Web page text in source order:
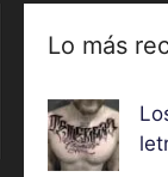
Lo más